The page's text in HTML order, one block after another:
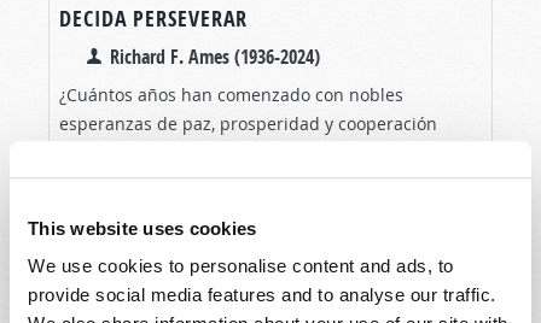
This website uses cookies
We use cookies to personalise content and ads, to
provide social media features and to analyse our traffic.
DECIDA PERSEVERAR
Richard F. Ames (1936-2024)
¿Cuántos años han comenzado con nobles
esperanzas de paz, prosperidad y cooperación
Will y Ariel Durant señalaron que en 3.400 años de